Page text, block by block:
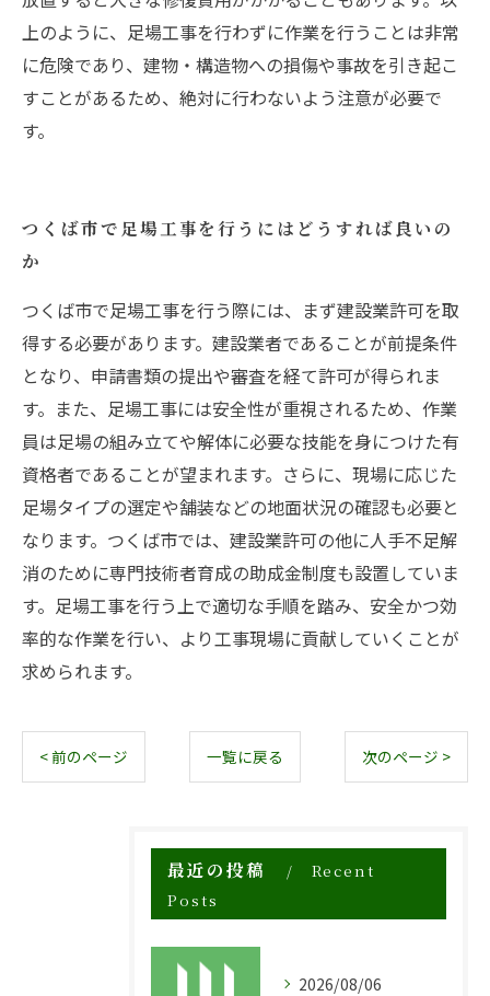
上のように、足場工事を行わずに作業を行うことは非常
に危険であり、建物・構造物への損傷や事故を引き起こ
すことがあるため、絶対に行わないよう注意が必要で
す。
つくば市で足場工事を行うにはどうすれば良いの
か
つくば市で足場工事を行う際には、まず建設業許可を取
得する必要があります。建設業者であることが前提条件
となり、申請書類の提出や審査を経て許可が得られま
す。また、足場工事には安全性が重視されるため、作業
員は足場の組み立てや解体に必要な技能を身につけた有
資格者であることが望まれます。さらに、現場に応じた
足場タイプの選定や舗装などの地面状況の確認も必要と
なります。つくば市では、建設業許可の他に人手不足解
消のために専門技術者育成の助成金制度も設置していま
す。足場工事を行う上で適切な手順を踏み、安全かつ効
率的な作業を行い、より工事現場に貢献していくことが
求められます。
< 前のページ 一覧に戻る 次のページ >
最近の投稿
Recent
Posts
2026/08/06